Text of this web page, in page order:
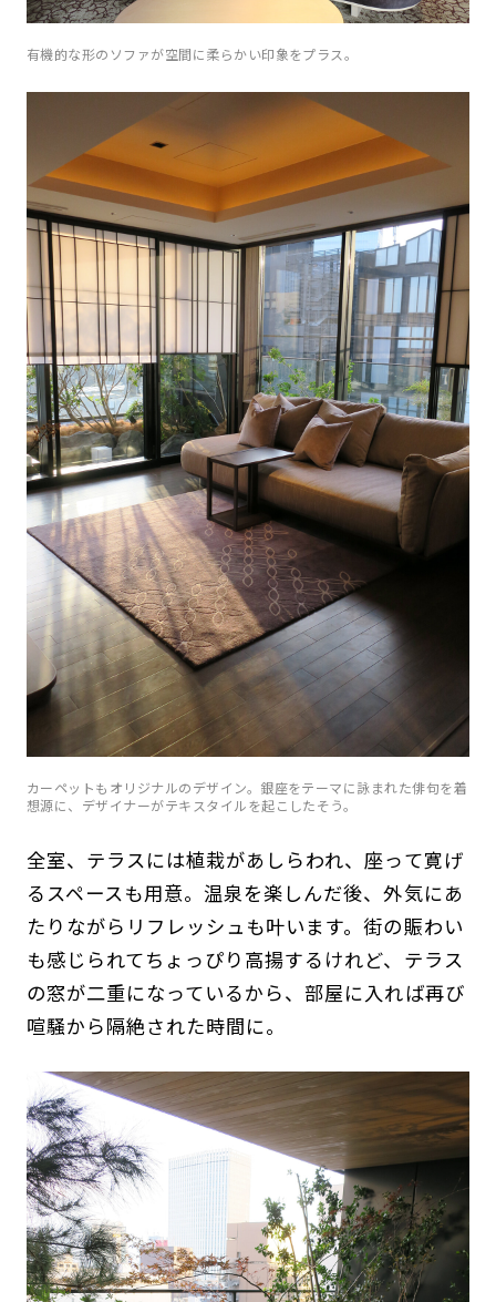
有機的な形のソファが空間に柔らかい印象をプラス。
カーペットもオリジナルのデザイン。銀座をテーマに詠まれた俳句を着
想源に、デザイナーがテキスタイルを起こしたそう。
全室、テラスには植栽があしらわれ、座って寛げ
るスペースも用意。温泉を楽しんだ後、外気にあ
たりながらリフレッシュも叶います。街の賑わい
も感じられてちょっぴり高揚するけれど、テラス
の窓が二重になっているから、部屋に入れば再び
喧騒から隔絶された時間に。